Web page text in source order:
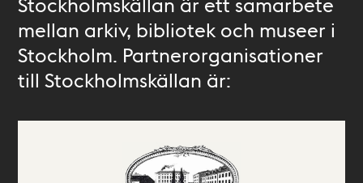
mellan arkiv, bibliotek och museer i
Stockholm. Partnerorganisationer
till Stockholmskällan är: